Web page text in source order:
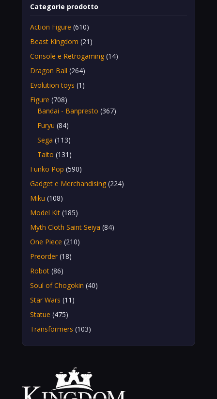
Categorie prodotto
Action Figure (610)
Beast Kingdom (21)
Console e Retrogaming (14)
Dragon Ball (264)
Evolution toys (1)
Figure (708)
Bandai - Banpresto (367)
Furyu (84)
Sega (113)
Taito (131)
Funko Pop (590)
Gadget e Merchandising (224)
Miku (108)
Model Kit (185)
Myth Cloth Saint Seiya (84)
One Piece (210)
Preorder (18)
Robot (86)
Soul of Chogokin (40)
Star Wars (11)
Statue (475)
Transformers (103)